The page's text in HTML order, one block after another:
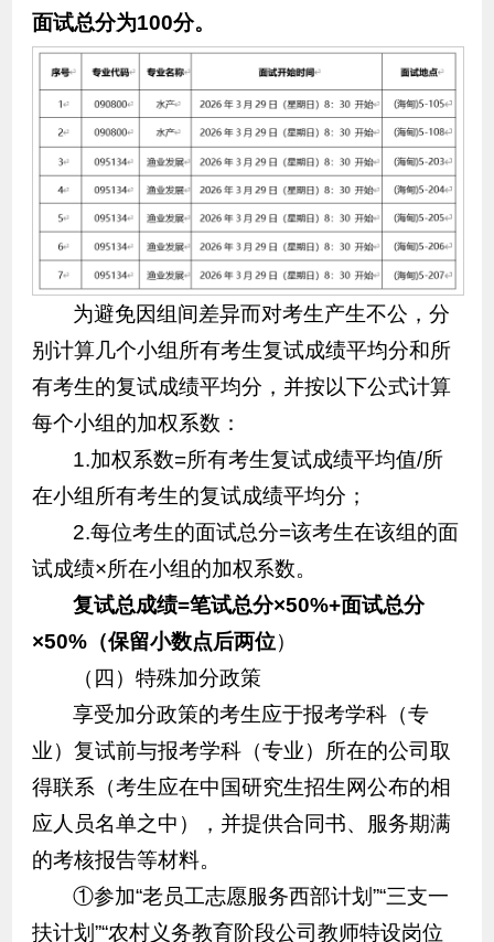
面试总分为100分。
为避免因组间差异而对考生产生不公，分
别计算几个小组所有考生复试成绩平均分和所
有考生的复试成绩平均分，并按以下公式计算
每个小组的加权系数：
1.加权系数=所有考生复试成绩平均值/所
在小组所有考生的复试成绩平均分；
2.每位考生的面试总分=该考生在该组的面
试成绩×所在小组的加权系数。
复试总成绩=笔试总分×50%+面试总分
×50%（保留小数点后两位）
（四）特殊加分政策
享受加分政策的考生应于报考学科（专
业）复试前与报考学科（专业）所在的公司取
得联系（考生应在中国研究生招生网公布的相
应人员名单之中），并提供合同书、服务期满
的考核报告等材料。
①参加“老员工志愿服务西部计划”“三支一
扶计划”“农村义务教育阶段公司教师特设岗位